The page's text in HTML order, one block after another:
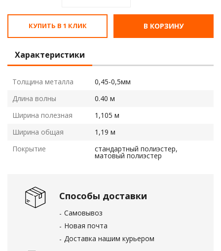
КУПИТЬ В 1 КЛИК В КОРЗИНУ
Способы доставки
Самовывоз
Новая почта
Доставка нашим курьером
Характеристики
Толщина металла
0,45-0,5мм
Длина волны
0.40 м
Ширина полезная
1,105 м
Ширина общая
1,19 м
Покрытие
стандартный полиэстер,
матовый полиэстер